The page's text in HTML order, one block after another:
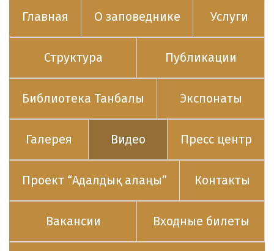
Главная О заповеднике Услуги
Структура Публикации
Библиотека Танбалы Экспонаты
Галерея Видео Пресс центр
Проект “Адалдық алаңы” Контакты
Вакансии Входные билеты